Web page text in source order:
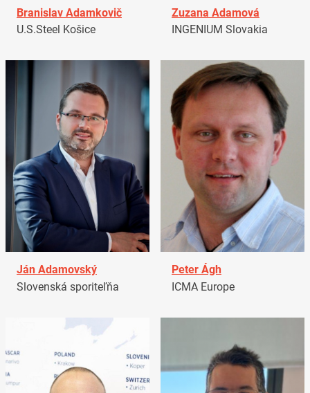
Branislav Adamkovič
U.S.Steel Košice
Zuzana Adamová
INGENIUM Slovakia
Ján Adamovský
Slovenská sporiteľňa
Peter Ágh
ICMA Europe